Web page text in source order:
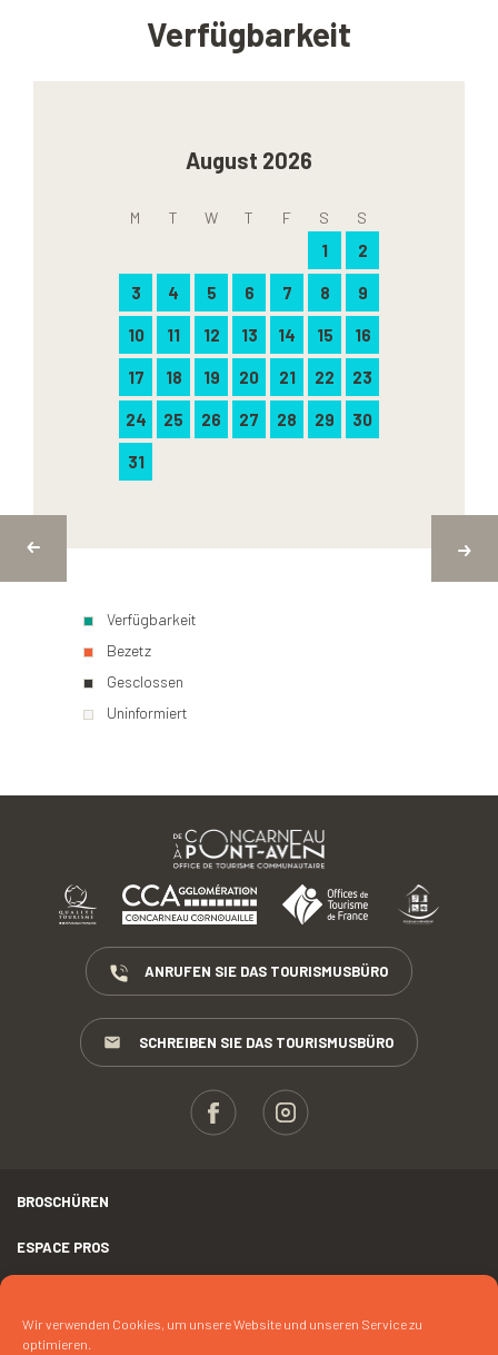
Wir verwenden Cookies, um unsere Website und unseren Service zu
optimieren.
Verfügbarkeit
August 2026
M T W T F S S
1 2
3 4 5 6 7 8 9
10 11 12 13 14 15 16
17 18 19 20 21 22 23
24 25 26 27 28 29 30
31
Verfügbarkeit
Bezetz
Gesclossen
Uninformiert
ANRUFEN SIE DAS TOURISMUSBÜRO
SCHREIBEN SIE DAS TOURISMUSBÜRO
BROSCHÜREN
ESPACE PROS
RECHTLICHER HINWEIS